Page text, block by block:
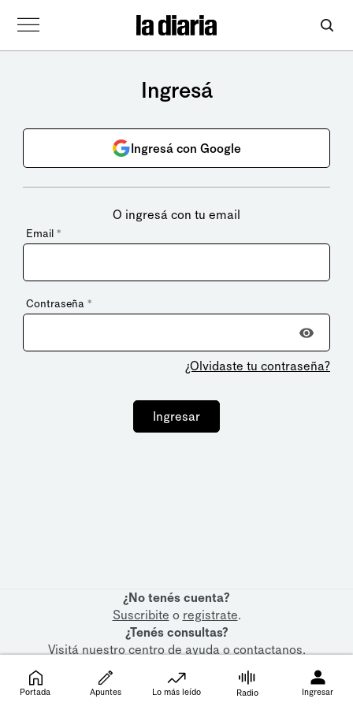
Ingresá
Ingresá con Google
O ingresá con tu email
Email *
Contraseña *
¿Olvidaste tu contraseña?
Ingresar
¿No tenés cuenta?
Suscribite o registrate.
¿Tenés consultas?
Visitá nuestrocentro de ayudaocontactanos.
Portada Apuntes Lo más leído Radio Ingresar